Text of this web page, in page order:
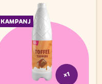
KAMPANJ
x1